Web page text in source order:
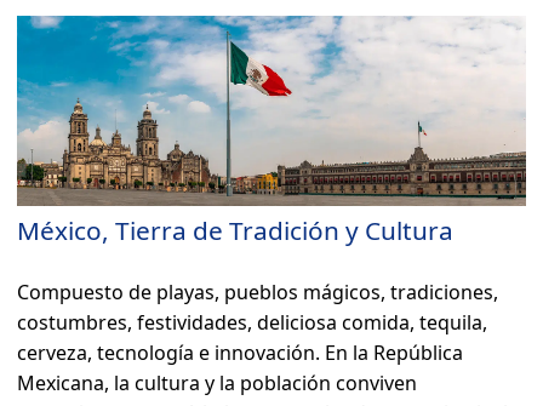
México, Tierra de Tradición y Cultura
Compuesto de playas, pueblos mágicos, tradiciones,
costumbres, festividades, deliciosa comida, tequila,
cerveza, tecnología e innovación. En la República
Mexicana, la cultura y la población conviven